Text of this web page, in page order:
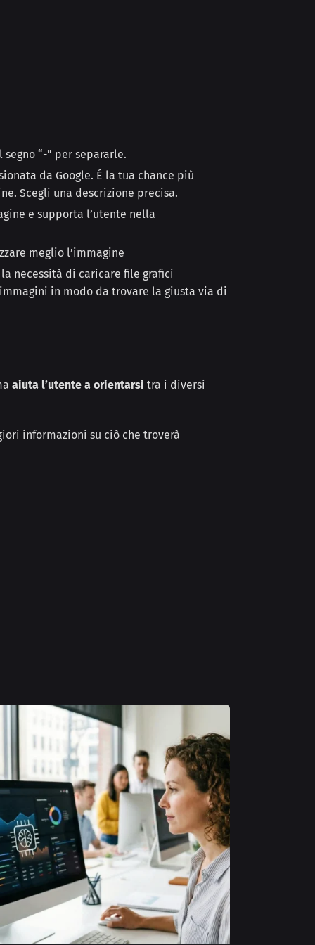
“-” per separarle.
da Google. É la tua chance più
Scegli una descrizione precisa.
e supporta l’utente nella
meglio l’immagine
necessità di caricare file grafici
in modo da trovare la giusta via di
aiuta l’utente a orientarsi tra i diversi
informazioni su ciò che troverà
Posted
by
Michele